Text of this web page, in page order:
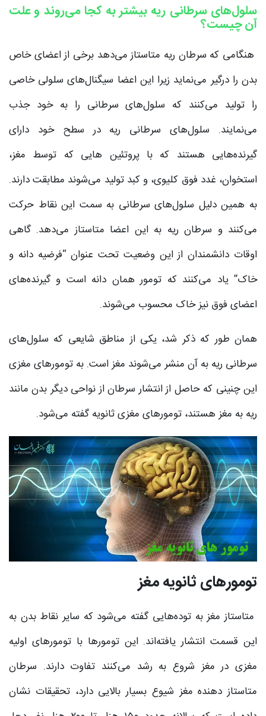
سلول‌های سرطانی ریه بیشتر به کجا می‌روند و علت
آن چیست؟
هنگامی‌ که سرطان ریه متاستاز می‌دهد برخی از اعضای خاص
بدن را درگیر می‌نماید زیرا این اعضا سیگنال‌های سلولی خاصی
را تولید می‌کنند که سلول‌های سرطانی را به خود جذب
می‌نمایند. سلول‌های سرطانی ریه در سطح خود دارای
گیرنده‌هایی هستند که با پروتئین هایی که توسط مغز،
استخوان، غدد فوق کلیوی، و کبد تولید می‌‌شوند مطابقت دارند.
به همین دلیل سلول‌های سرطانی به سمت این نقاط حرکت
می‌‌کنند و سرطان ریه به این اعضا متاستاز می‌دهد. گاهی
اوقات دانشمندان از این وضعیت تحت عنوان “فرضیه دانه و
خاک” یاد می‌‌کنند که تومور همان دانه است و گیرنده‌های
اعضای فوق نیز خاک محسوب می‌شوند.
همان طور که ذکر شد، یکی از مناطق شایعی که سلول‌های
سرطانی ریه به آن منشر می‌شوند مغز است. به تومورهای مغزی
این چنینی که حاصل از انتشار سرطان از نواحی دیگر بدن مانند
ریه به مغز هستند، تومورهای مغزی ثانویه گفته می‌شود.
تومورهای ثانویه مغز
متاستاز مغز به توده‌هایی گفته می‌شود که سایر نقاط بدن به
این قسمت انتشار یافته‌اند. این تومورها با تومورهای اولیه
مغزی در مغز شروع به رشد می‌کنند تفاوت دارند. سرطان
متاستاز دهنده مغز شیوع بسیار بالایی دارد، تحقیقات نشان